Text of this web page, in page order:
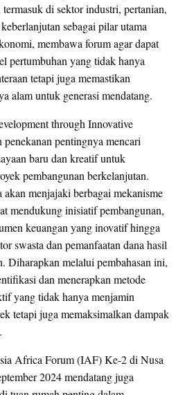
di sektor industri, pertanian,
sebagai pilar utama
membawa forum agar dapat
pertumbuhan yang tidak hanya
tetapi juga memastikan
alam untuk generasi mendatang.
through Innovative
pentingnya mencari
baru dan kreatif untuk
pembangunan berkelanjutan.
akan menjajaki berbagai mekanisme
mendukung inisiatif pembangunan,
keuangan yang inovatif hingga
swasta dan pemanfaatan dana hasil
Diharapkan melalui pembahasan ini,
dan menerapkan metode
yang tidak hanya menjamin
tetapi juga memaksimalkan dampak
Africa Forum (IAF) Ke-2 di Nusa
2024 mendatang juga